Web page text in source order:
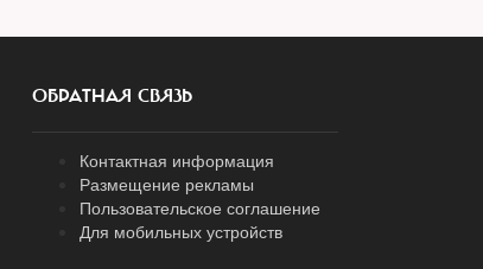
ОБРАТНАЯ СВЯЗЬ
Контактная информация
Размещение рекламы
Пользовательское соглашение
Для мобильных устройств